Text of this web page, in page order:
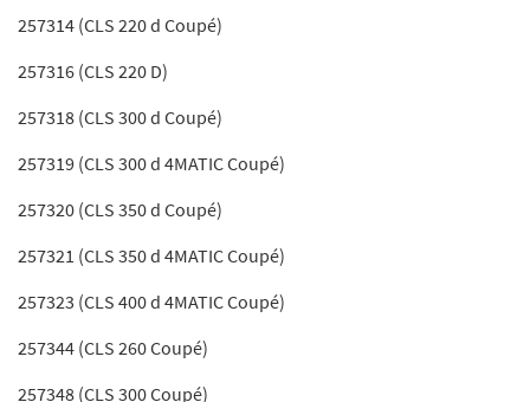
257314 (CLS 220 d Coupé)
257316 (CLS 220 D)
257318 (CLS 300 d Coupé)
257319 (CLS 300 d 4MATIC Coupé)
257320 (CLS 350 d Coupé)
257321 (CLS 350 d 4MATIC Coupé)
257323 (CLS 400 d 4MATIC Coupé)
257344 (CLS 260 Coupé)
257348 (CLS 300 Coupé)